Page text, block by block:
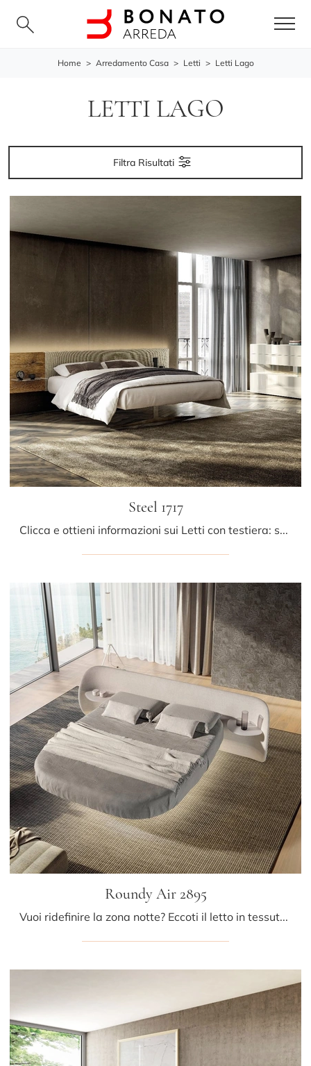
Home > Arredamento Casa > Letti > Letti Lago
LETTI LAGO
Filtra Risultati
Steel 1717
Clicca e ottieni informazioni sui Letti con testiera: se vuoi modelli matrimoniali design, il modello Steel 1717 Lago fa al caso tuo.
Roundy Air 2895
Vuoi ridefinire la zona notte? Eccoti il letto in tessuto Roundy Air 2895 di Lago per spazi design.